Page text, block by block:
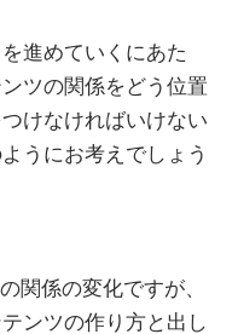
進めていくにあた
ツの関係をどう位置
けなければいけない
うにお考えでしょう
関係の変化ですが、
ンツの作り方と出し